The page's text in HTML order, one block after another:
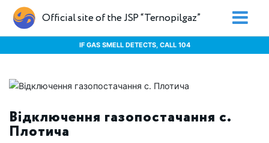
Official site of the JSP “Ternopilgaz”
IF GAS SMELL DETECTS, CALL 104
Відключення газопостачання с.
Плотича